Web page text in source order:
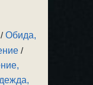
/Обида,
/